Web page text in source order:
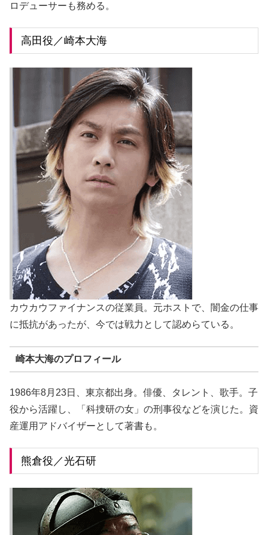
ロデューサーも務める。
高田役／崎本大海
カウカウファイナンスの従業員。元ホストで、闇金の仕事
に抵抗があったが、今では戦力として認めらている。
崎本大海のプロフィール
1986年8月23日、東京都出身。俳優、タレント、歌手。子
役から活躍し、「科捜研の女」の刑事役などを演じた。資
産運用アドバイザーとして著書も。
熊倉役／光石研